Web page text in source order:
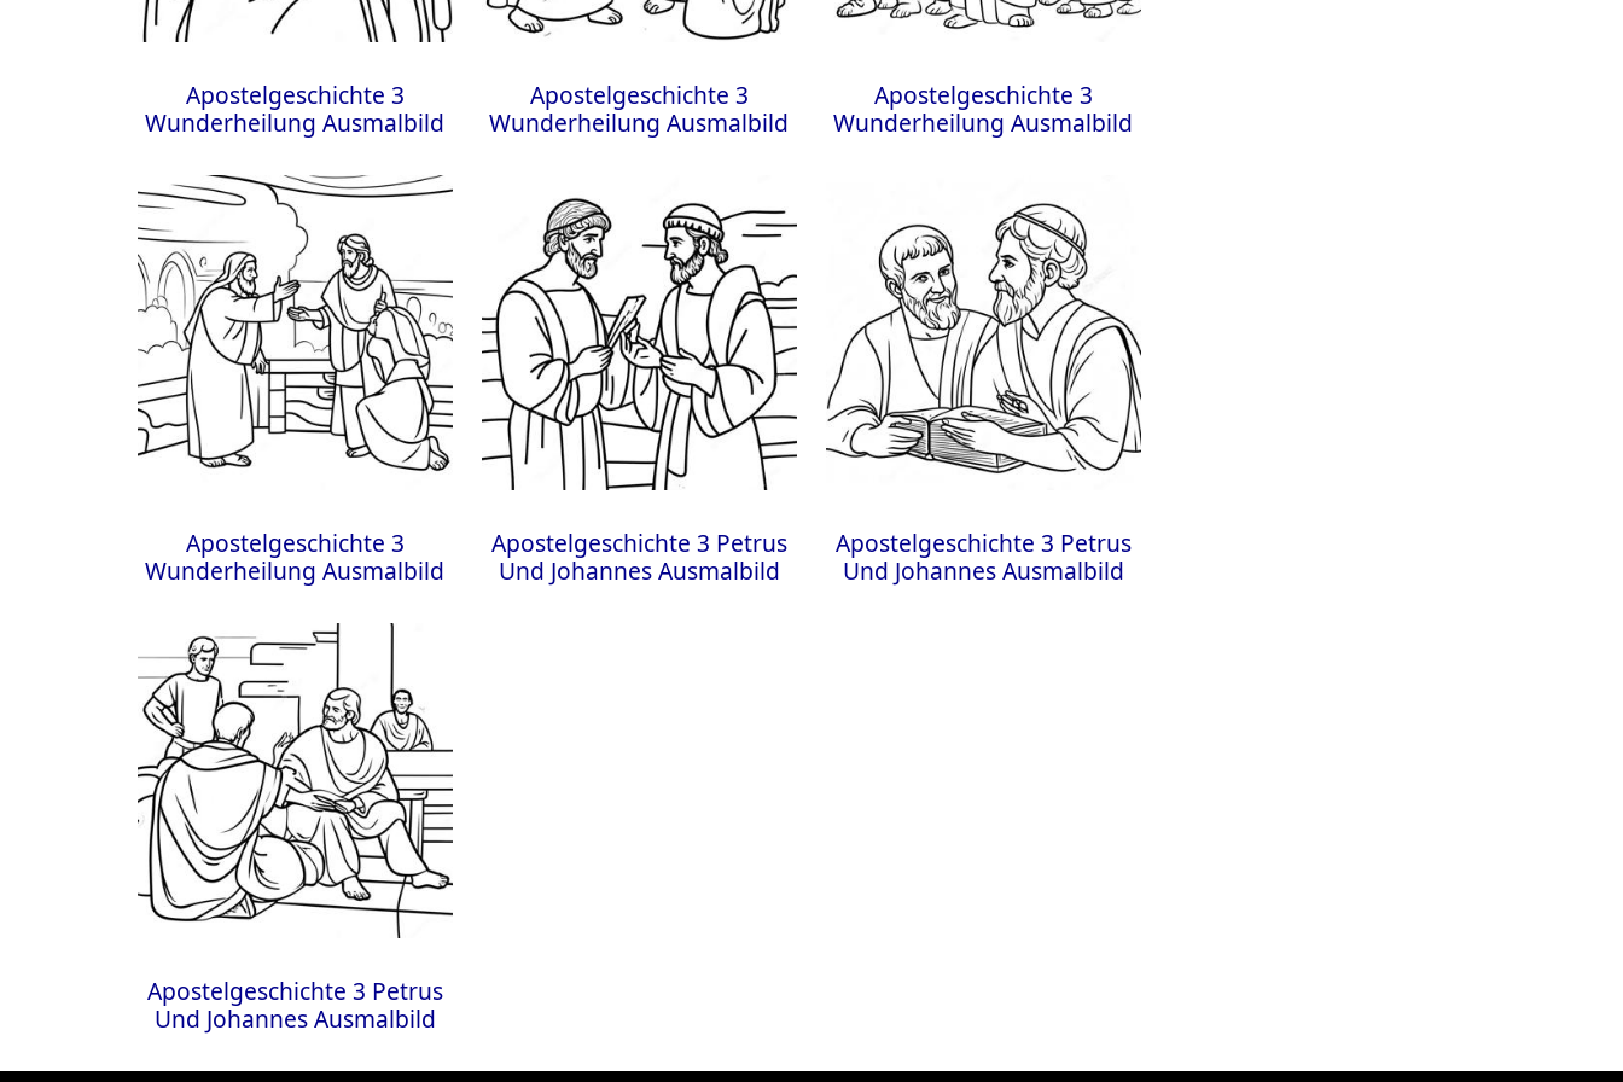
Apostelgeschichte 3
Wunderheilung Ausmalbild
Apostelgeschichte 3
Wunderheilung Ausmalbild
Apostelgeschichte 3
Wunderheilung Ausmalbild
Apostelgeschichte 3
Wunderheilung Ausmalbild
Apostelgeschichte 3 Petrus
Und Johannes Ausmalbild
Apostelgeschichte 3 Petrus
Und Johannes Ausmalbild
Apostelgeschichte 3 Petrus
Und Johannes Ausmalbild